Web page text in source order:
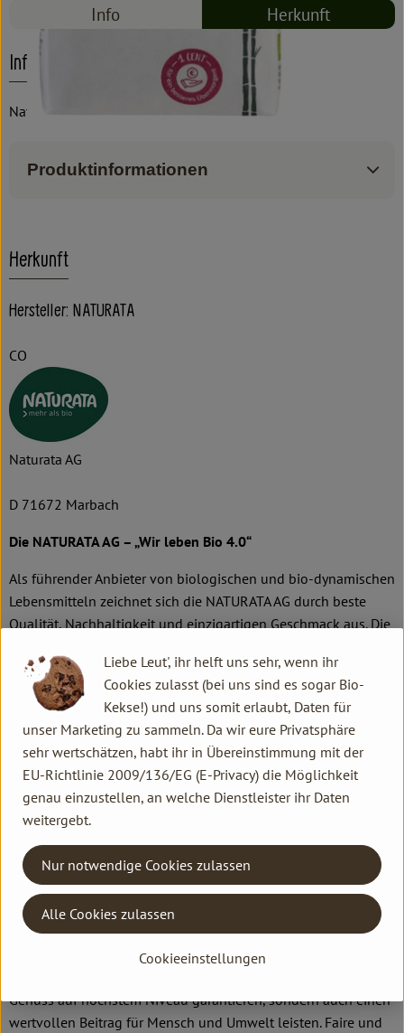
Info Herkunft
Info
Naturata
Produktinformationen
Herkunft
Hersteller: NATURATA
CO
Naturata AG
D 71672 Marbach
Die NATURATA AG – „Wir leben Bio 4.0“
Als führender Anbieter von biologischen und bio-dynamischen
Lebensmitteln zeichnet sich die NATURATA AG durch beste
Qualität, Nachhaltigkeit und einzigartigen Geschmack aus. Die
als Standard Bio zu garantieren. Die rund 300 Premium-
Produkte enthalten daher ausschließlich natürliche,
biologische Zutaten und werden besonders schonend
weiterverarbeitet. Über 50 Prozent der produzierten Produkte
haben zudem Demeter-Qualität. Ebenfalls wichtig sind dem
Unternehmen reduzierte Verpackungsmaterialien sowie
besondere, langlebige Verhältnisse zu Erzeugern und
Handelspartnern.
1976 zunächst als Großhandelsunternehmen ins Leben
gerufen, hatte sich NATURATA der Idee verschrieben,
Naturkosteinzelhändler auf dem noch jungen Biomarkt
zuverlässig mit hochwertigen Produkten in Demeter- und Bio-
Qualität zu versorgen. Diesem Leitmotiv folgt die NATURATA
Genuss auf höchstem Niveau garantieren, sondern auch einen
wertvollen Beitrag für Mensch und Umwelt leisten. Faire und
Liebe Leut', ihr helft uns sehr, wenn ihr
Cookies zulasst (bei uns sind es sogar Bio-
Kekse!) und uns somit erlaubt, Daten für
unser Marketing zu sammeln. Da wir eure Privatsphäre
sehr wertschätzen, habt ihr in Übereinstimmung mit der
EU-Richtlinie 2009/136/EG (E-Privacy) die Möglichkeit
genau einzustellen, an welche Dienstleister ihr Daten
weitergebt.
Cookieeinstellungen
Nur notwendige Cookies zulassen
Alle Cookies zulassen